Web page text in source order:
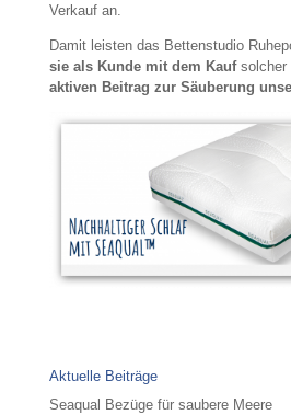
Verkauf an.
Damit leisten das Bettenstudio
sie als Kunde mit dem Kaufsolcher
aktiven Beitrag zur Säuberung
Aktuelle Beiträge
Seaqual Bezüge für saubere Meere